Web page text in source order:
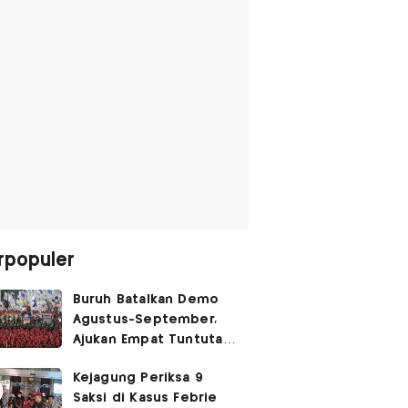
Buruh Batalkan Demo
Agustus-September,
Ajukan Empat Tuntutan
Kejagung Periksa 9
Saksi di Kasus Febrie